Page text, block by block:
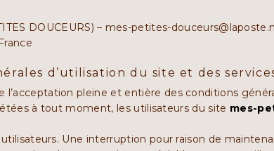
DOUCEURS) – mes-petites-
d’utilisation du site et des
l’acceptation pleine et entière des conditions
à tout moment, les utilisateurs du site mes-
Une interruption pour raison de